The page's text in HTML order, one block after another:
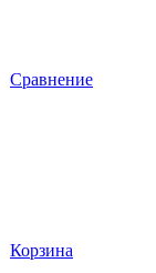
Сравнение
Корзина